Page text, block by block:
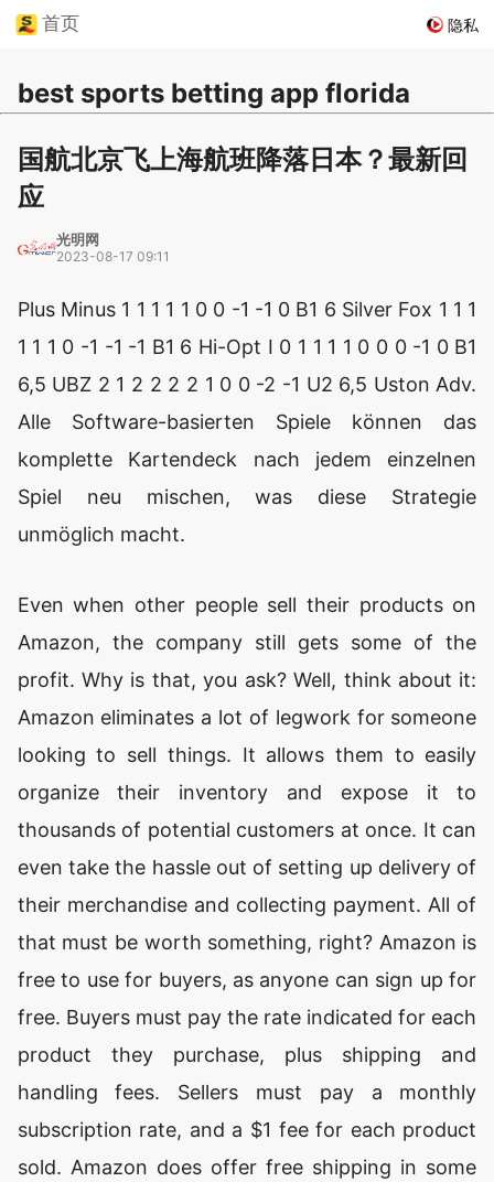
首页 隐私
best sports betting app florida
国航北京飞上海航班降落日本？最新回
应
光明网
2023-08-17 09:11
Plus Minus 1 1 1 1 1 0 0 -1 -1 0 B1 6 Silver Fox 1 1 1
1 1 1 0 -1 -1 -1 B1 6 Hi-Opt I 0 1 1 1 1 0 0 0 -1 0 B1
6,5 UBZ 2 1 2 2 2 2 1 0 0 -2 -1 U2 6,5 Uston Adv.
Alle Software-basierten Spiele können das
komplette Kartendeck nach jedem einzelnen
Spiel neu mischen, was diese Strategie
unmöglich macht.
Even when other people sell their products on
Amazon, the company still gets some of the
profit. Why is that, you ask? Well, think about it:
Amazon eliminates a lot of legwork for someone
looking to sell things. It allows them to easily
organize their inventory and expose it to
thousands of potential customers at once. It can
even take the hassle out of setting up delivery of
their merchandise and collecting payment. All of
that must be worth something, right? Amazon is
free to use for buyers, as anyone can sign up for
free. Buyers must pay the rate indicated for each
product they purchase, plus shipping and
handling fees. Sellers must pay a monthly
subscription rate, and a $1 fee for each product
sold. Amazon does offer free shipping in some